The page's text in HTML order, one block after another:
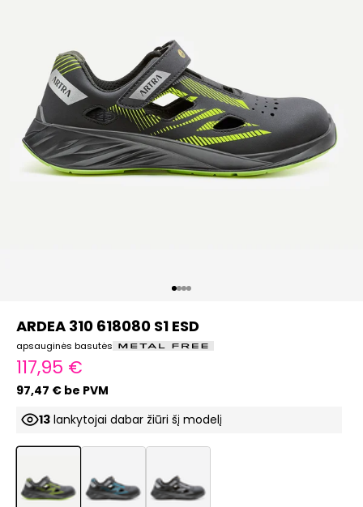
Eiti į elementą 1
Eiti į elementą 2
Eiti į elementą 3
Eiti į elementą 4
ARDEA 310 618080 S1 ESD
apsauginės basutės
Pardavimo kaina
117,95 €
97,47 € be PVM
13lankytojai dabar žiūri šį modelį
ProductListDropProductListDropProductListDrop